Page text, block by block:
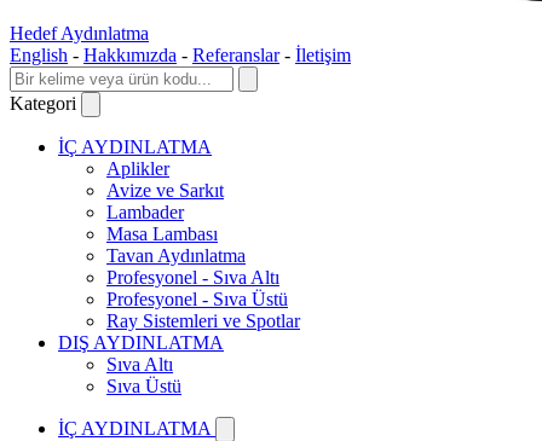
Hedef Aydınlatma
English - Hakkımızda - Referanslar - İletişim
Kategori
İÇ AYDINLATMA
Aplikler
Avize ve Sarkıt
Lambader
Masa Lambası
Tavan Aydınlatma
Profesyonel - Sıva Altı
Profesyonel - Sıva Üstü
Ray Sistemleri ve Spotlar
DIŞ AYDINLATMA
Sıva Altı
Sıva Üstü
İÇ AYDINLATMA